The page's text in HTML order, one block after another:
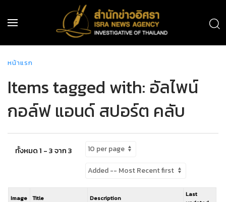
หน้าแรก
Items tagged with: อัลไพน์
กอล์ฟ แอนด์ สปอร์ต คลับ
ทั้งหมด 1 - 3 จาก 3
Image Title Description
Last